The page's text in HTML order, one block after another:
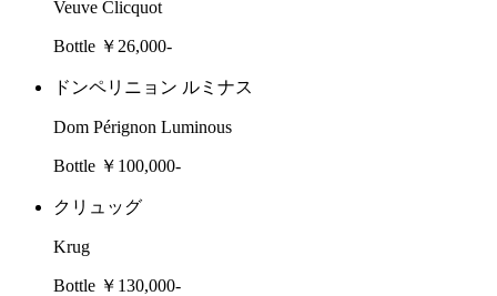
Veuve Clicquot
Bottle ￥26,000-
ドンペリニョン ルミナス
Dom Pérignon Luminous
Bottle ￥100,000-
クリュッグ
Krug
Bottle ￥130,000-